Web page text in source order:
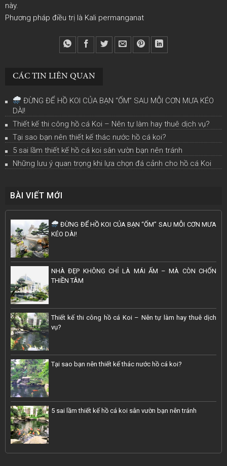
này.
Phương pháp điều trị là Kali permanganat
CÁC TIN LIÊN QUAN
ĐỪNG ĐỂ HỒ KOI CỦA BẠN “ỐM” SAU MỖI CƠN MƯA KÉO
DÀI!
Thiết kế thi công hồ cá Koi – Nên tự làm hay thuê dịch vụ?
Tại sao bạn nên thiết kế thác nước hồ cá koi?
5 sai lầm thiết kế hồ cá koi sân vườn bạn nên tránh
Những lưu ý quan trọng khi lựa chọn đá cảnh cho hồ cá Koi
BÀI VIẾT MỚI
ĐỪNG ĐỂ HỒ KOI CỦA BẠN “ỐM” SAU MỖI CƠN MƯA
KÉO DÀI!
NHÀ ĐẸP KHÔNG CHỈ LÀ MÁI ẤM – MÀ CÒN CHỐN
THIỀN TÂM
Thiết kế thi công hồ cá Koi – Nên tự làm hay thuê dịch
vụ?
Tại sao bạn nên thiết kế thác nước hồ cá koi?
5 sai lầm thiết kế hồ cá koi sân vườn bạn nên tránh